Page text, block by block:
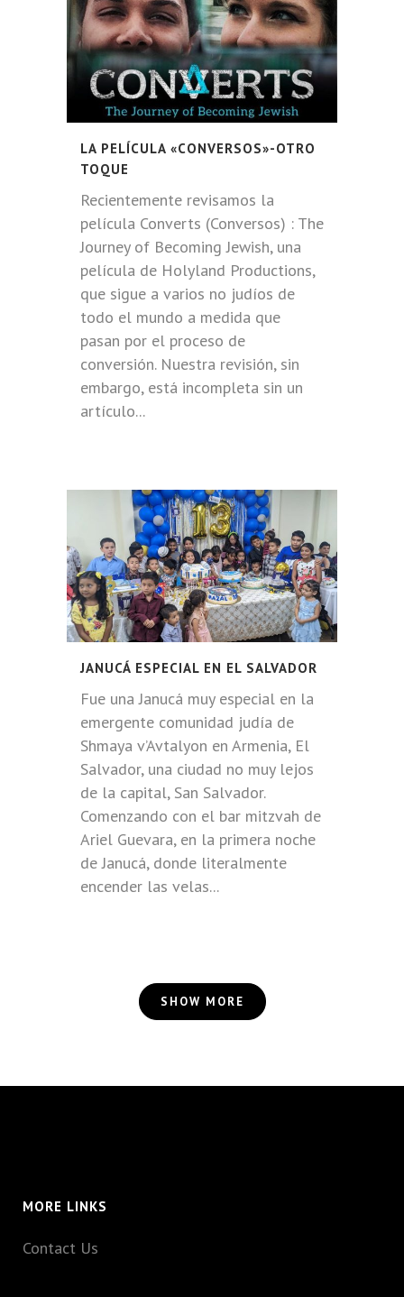
LA PELÍCULA «CONVERSOS»-OTRO
TOQUE
Recientemente revisamos la
película Converts (Conversos) : The
Journey of Becoming Jewish, una
película de Holyland Productions,
que sigue a varios no judíos de
todo el mundo a medida que
pasan por el proceso de
conversión. Nuestra revisión, sin
embargo, está incompleta sin un
artículo...
JANUCÁ ESPECIAL EN EL SALVADOR
Fue una Janucá muy especial en la
emergente comunidad judía de
Shmaya v’Avtalyon en Armenia, El
Salvador, una ciudad no muy lejos
de la capital, San Salvador.
Comenzando con el bar mitzvah de
Ariel Guevara, en la primera noche
de Janucá, donde literalmente
encender las velas...
SHOW MORE
MORE LINKS
Contact Us